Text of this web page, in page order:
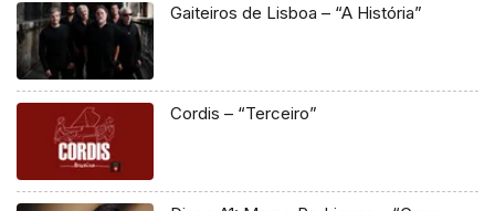
Gaiteiros de Lisboa – “A História”
Cordis – “Terceiro”